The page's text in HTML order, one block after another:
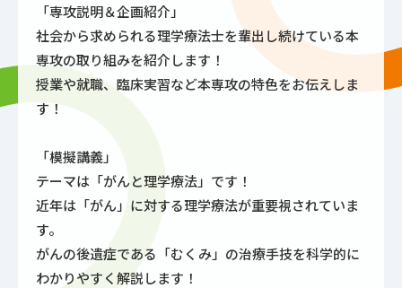
「専攻説明＆企画紹介」
社会から求められる理学療法士を輩出し続けている本
専攻の取り組みを紹介します！
授業や就職、臨床実習など本専攻の特色をお伝えしま
す！
「模擬講義」
テーマは「がんと理学療法」です！
近年は「がん」に対する理学療法が重要視されていま
す。
がんの後遺症である「むくみ」の治療手技を科学的に
わかりやすく解説します！